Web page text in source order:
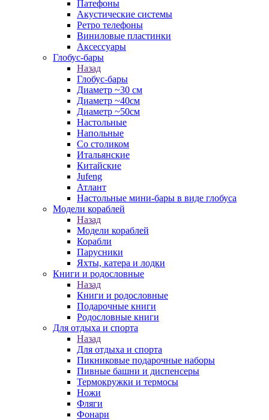
Патефоны
Акустические системы
Ретро телефоны
Виниловые пластинки
Аксессуары
Глобус-бары
Назад
Глобус-бары
Диаметр ~30 см
Диаметр ~40см
Диаметр ~50см
Настольные
Напольные
Со столиком
Итальянские
Китайские
Jufeng
Атлант
Настольные мини-бары в виде глобуса
Модели кораблей
Назад
Модели кораблей
Корабли
Парусники
Яхты, катера и лодки
Книги и родословные
Назад
Книги и родословные
Подарочные книги
Родословные книги
Для отдыха и спорта
Назад
Для отдыха и спорта
Пикниковые подарочные наборы
Пивные башни и диспенсеры
Термокружки и термосы
Ножи
Фляги
Фонари